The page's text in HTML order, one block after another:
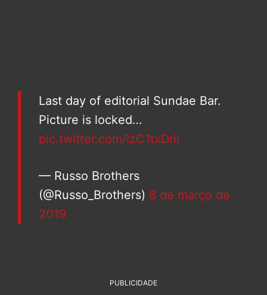
Last day of editorial Sundae Bar.
Picture is locked…
pic.twitter.com/IzC1txDrii
— Russo Brothers
(@Russo_Brothers) 8 de março de
2019
PUBLICIDADE